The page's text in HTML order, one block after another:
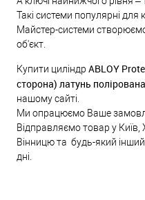
Такі системи популярні для
Майстер-системи
об'єкт.
Купити циліндр ABLOY
сторона) латунь полірована
нашому сайті.
Ми опрацюємо Ваше
Відправляємо товар у Київ,
Вінницю та будь-який
дні.